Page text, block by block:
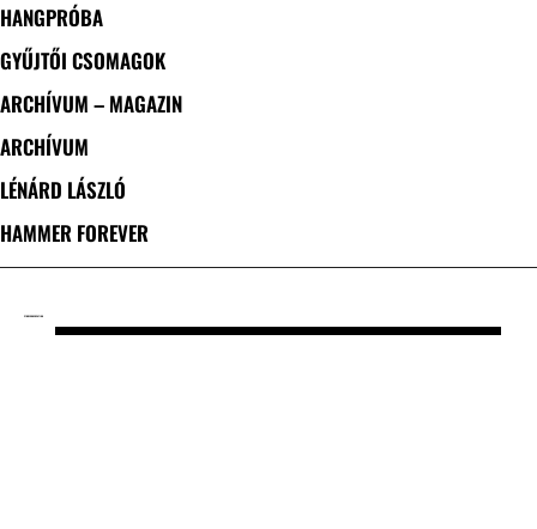
HANGPRÓBA
GYŰJTŐI CSOMAGOK
ARCHÍVUM – MAGAZIN
ARCHÍVUM
LÉNÁRD LÁSZLÓ
HAMMER FOREVER